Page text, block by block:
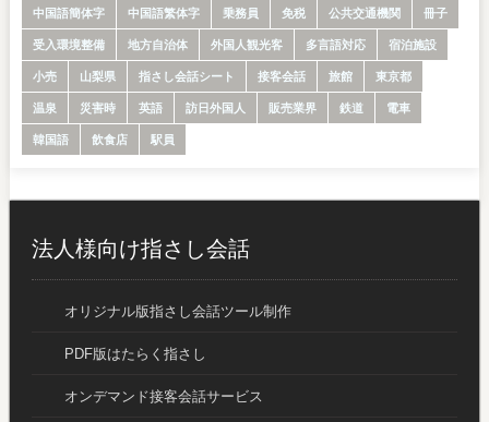
中国語簡体字
中国語繁体字 乗務員 免税 公共交通機関
冊子
受入環境整備
地方自治体 外国人観光客 多言語対応
宿泊施設
小売
山梨県 指さし会話シート 接客会話 旅館
東京都
温泉
災害時 英語 訪日外国人 販売業界 鉄道
電車
韓国語
飲食店 駅員
法人様向け指さし会話
オリジナル版指さし会話ツール制作
PDF版はたらく指さし
オンデマンド接客会話サービス